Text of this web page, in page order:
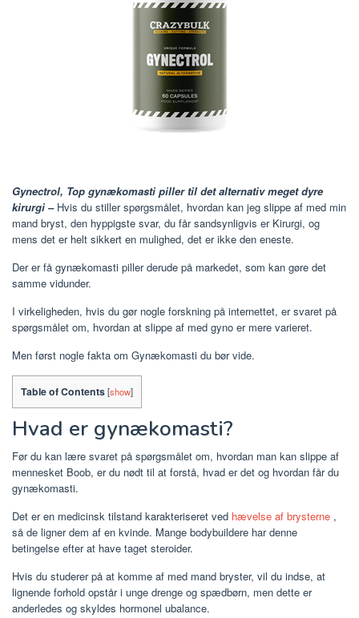
Gynectrol, Top gynækomasti piller til det alternativ meget dyre
kirurgi –Hvis du stiller spørgsmålet, hvordan kan jeg slippe af med min
mand bryst, den hyppigste svar, du får sandsynligvis er Kirurgi, og
mens det er helt sikkert en mulighed, det er ikke den eneste.
Der er få gynækomasti piller derude på markedet, som kan gøre det
samme vidunder.
I virkeligheden, hvis du gør nogle forskning på internettet, er svaret på
spørgsmålet om, hvordan at slippe af med gyno er mere varieret.
Men først nogle fakta om Gynækomasti du bør vide.
Table of Contents[show]
Hvad er gynækomasti?
Før du kan lære svaret på spørgsmålet om, hvordan man kan slippe af
mennesket Boob, er du nødt til at forstå, hvad er det og hvordan får du
gynækomasti.
Det er en medicinsk tilstand karakteriseret ved hævelse af brysterne ,
så de ligner dem af en kvinde. Mange bodybuildere har denne
betingelse efter at have taget steroider.
Hvis du studerer på at komme af med mand bryster, vil du indse, at
lignende forhold opstår i unge drenge og spædbørn, men dette er
anderledes og skyldes hormonel ubalance.